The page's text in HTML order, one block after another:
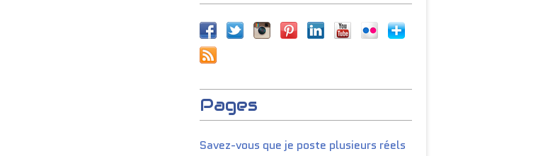
Pages
Savez-vous que je poste plusieurs réels